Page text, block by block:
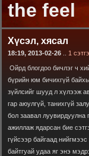
the feel
Хүсэл, хясал
18:19, 2013-02-26 1
Ойрд блогдоо бичлэг ч
бүрийн юм бичихгүй
зүйлсийг шууд л хүлээж
гар аюулгүй, танихгүй
бол заавал луувирдуулна
ажиллаж ядарсан бие
гүйсээр байгаад
байтгуай удаа яг энэ